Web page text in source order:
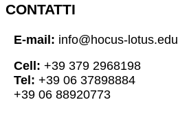
CONTATTI
E-mail: info@hocus-lotus.edu
Cell: +39 379 2968198
Tel: +39 06 37898884
+39 06 88920773